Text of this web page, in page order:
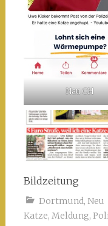
Nau CH
Bildzeitung
Dortmund, Neu
Katze, Meldung,